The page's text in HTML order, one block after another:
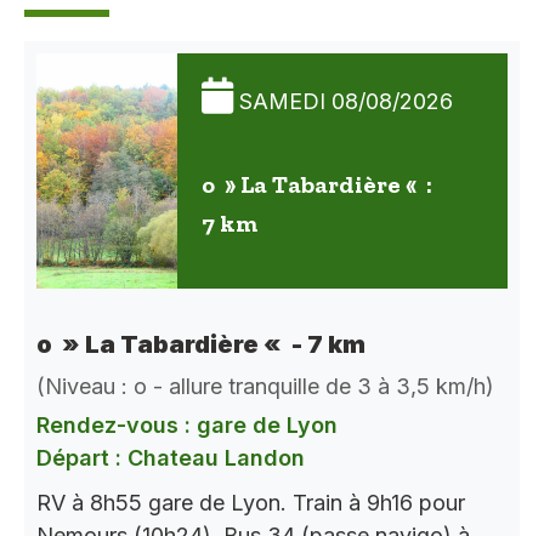
SAMEDI 08/08/2026
o » La Tabardière « :
7 km
o » La Tabardière « - 7 km
(Niveau : o - allure tranquille de 3 à 3,5 km/h)
Rendez-vous : gare de Lyon
Départ : Chateau Landon
RV à 8h55 gare de Lyon. Train à 9h16 pour